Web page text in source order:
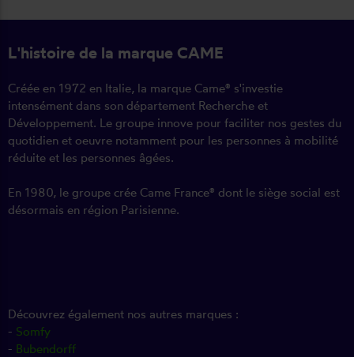
L'histoire de la marque CAME
Créée en 1972 en Italie, la marque Came® s'investie
intensément dans son département Recherche et
Développement. Le groupe innove pour faciliter nos gestes du
quotidien et oeuvre notamment pour les personnes à mobilité
réduite et les personnes âgées.
En 1980, le groupe crée Came France® dont le siège social est
désormais en région Parisienne.
Découvrez également nos autres marques :
- Somfy
- Bubendorff